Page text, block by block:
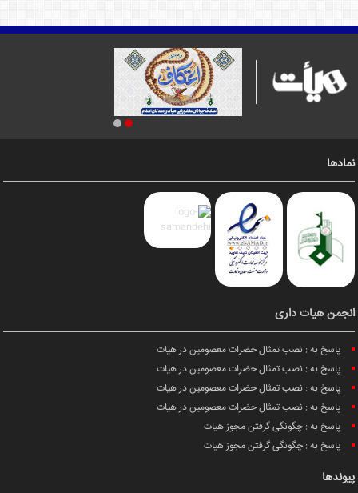
نمادها
انجمن هیات داری
پاسخ به : نصب تمثال حضرات معصومین در هیات
پاسخ به : نصب تمثال حضرات معصومین در هیات
پاسخ به : نصب تمثال حضرات معصومین در هیات
پاسخ به : نصب تمثال حضرات معصومین در هیات
پاسخ به : چگونگی گرفتن مجوز هیات
پاسخ به : چگونگی گرفتن مجوز هیات
پیوندها